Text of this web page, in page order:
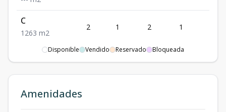
C
1 263 m2
2 1 2 1
Disponible Vendido Reservado Bloqueada
Amenidades